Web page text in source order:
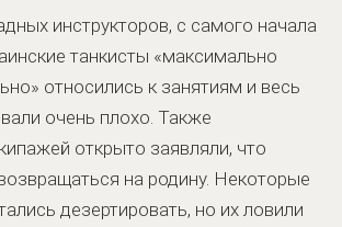
инструкторов, с самого начала
танкисты «максимально
относились к занятиям и весь
очень плохо. Также
открыто заявляли, что
на родину. Некоторые
дезертировать, но их ловили